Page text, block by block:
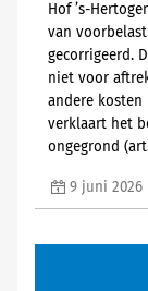
Hof ’s-
van
gecorrigeerd.
niet voor
andere kosten
verklaart het
ongegrond
9 juni 2026